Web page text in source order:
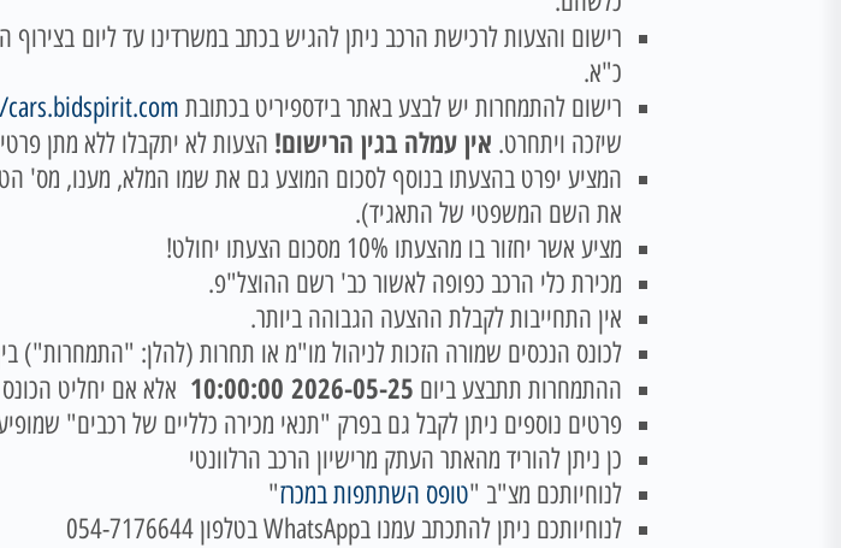
רישום והצעות לרכישת הרכב ניתן להגיש בכתב במשרדינו עד ליום
כ"א.
רישום להתמחרות יש לבצע באתר בידספיריט בכתובת
שיזכה ויתחרט. אין עמלה בגין הרישום! הצעות לא יתקבלו ללא מתן
המציע יפרט בהצעתו בנוסף לסכום המוצע גם את שמו המלא, מענו, מס'
את השם המשפטי של התאגיד).
מציע אשר יחזור בו מהצעתו 10% מסכום הצעתו יחולט!
מכירת כלי הרכב כפופה לאשור כב' רשם ההוצל"פ.
אין התחייבות לקבלת ההצעה הגבוהה ביותר.
לכונס הנכסים שמורה הזכות לניהול מו"מ או תחרות (להלן: "התמחרות")
ההתמחרות תתבצע ביום 2026-05-25 10:00:00
אלא אם יחליט
פרטים נוספים ניתן לקבל גם בפרק "תנאי מכירה כלליים של רכבים" שמופיעים
כן ניתן להוריד מהאתר העתק מרישיון הרכב הרלוונטי
לנוחיותכם מצ"ב "טופס השתתפות במכרז"
לנוחיותכם ניתן להתכתב עמנו בWhatsApp בטלפון 054-7176644